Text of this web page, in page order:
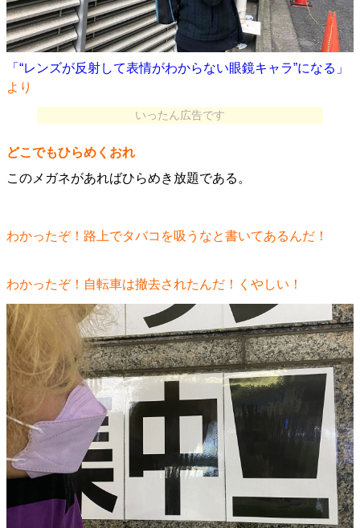
「“レンズが反射して表情がわからない眼鏡キャラ”になる」
より
いったん広告です
どこでもひらめくおれ
このメガネがあればひらめき放題である。
わかったぞ！路上でタバコを吸うなと書いてあるんだ！
わかったぞ！自転車は撤去されたんだ！くやしい！